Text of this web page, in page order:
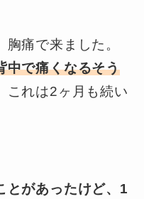
痛で来ました。
中で痛くなるそう
これは2ヶ月も続い
とがあったけど、1